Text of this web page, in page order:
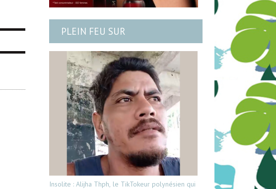
PLEIN FEU SUR
Insolite : Alijha Thph, le TikTokeur polynésien qui